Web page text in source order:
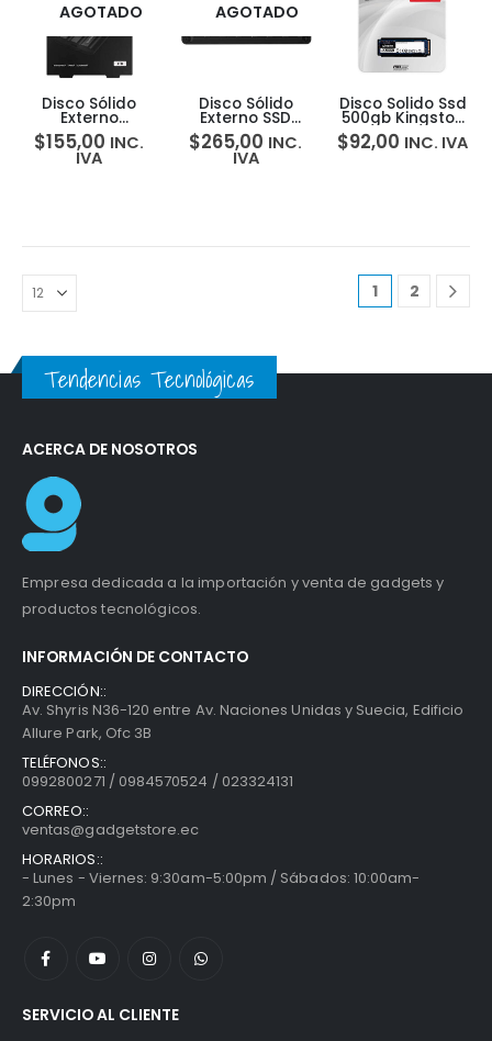
AGOTADO
Disco Sólido
Externo
Samsung T7
Shield 1TB SSD
USB-C/USB 3.0
$155,00 INC.
IVA
AGOTADO
Disco Sólido
Externo SSD
Western Digital
2TB WD BLACK
P40
$265,00 INC.
IVA
Disco Solido Ssd
500gb Kingston
A2000 Nvme
Pcie M.2 2280
$92,00 INC. IVA
1 2
Tendencias Tecnológicas
ACERCA DE NOSOTROS
Empresa dedicada a la importación y venta de gadgets y
productos tecnológicos.
INFORMACIÓN DE CONTACTO
DIRECCIÓN::
Av. Shyris N36-120 entre Av. Naciones Unidas y Suecia, Edificio
Allure Park, Ofc 3B
TELÉFONOS::
0992800271 / 0984570524 / 023324131
CORREO::
ventas@gadgetstore.ec
HORARIOS::
- Lunes - Viernes: 9:30am-5:00pm / Sábados: 10:00am-
2:30pm
SERVICIO AL CLIENTE